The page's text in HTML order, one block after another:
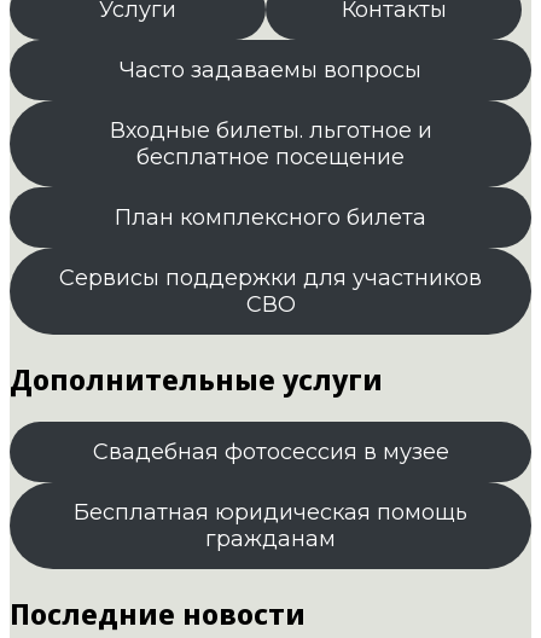
Услуги Контакты
Часто задаваемы вопросы
Входные билеты. льготное и
бесплатное посещение
План комплексного билета
Сервисы поддержки для участников
СВО
Дополнительные услуги
Свадебная фотосессия в музее
Бесплатная юридическая помощь
гражданам
Последние новости